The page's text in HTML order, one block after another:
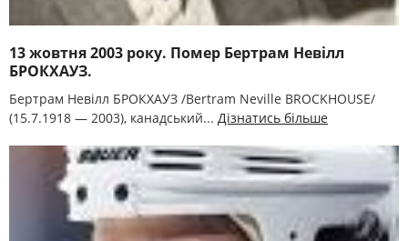
13 жовтня 2003 року. Помер Бертрам Невілл
БРОКХАУЗ.
Бертрам Невілл БРОКХАУЗ /Bertram Neville BROCKHOUSE/
(15.7.1918 — 2003), канадський... Дізнатись більше